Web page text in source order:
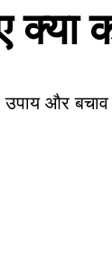
क्या
उपाय और